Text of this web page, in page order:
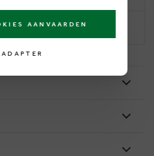
par Worldline
AANVAARDEN
ADAPTER